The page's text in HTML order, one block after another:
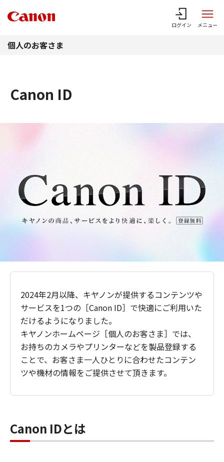
ログイン メニュー
個人のお客さま
Canon ID
2024年2月以降、キヤノンが提供するコンテンツや
サービスを1つの［Canon ID］で快適にご利用いた
だけるようになりました。
キヤノンホームページ［個人のお客さま］では、
お持ちのカメラやプリンターなどを製品登録する
ことで、お客さま一人ひとりに合わせたコンテン
ツや機材の情報をご提供させて頂きます。
Canon IDとは